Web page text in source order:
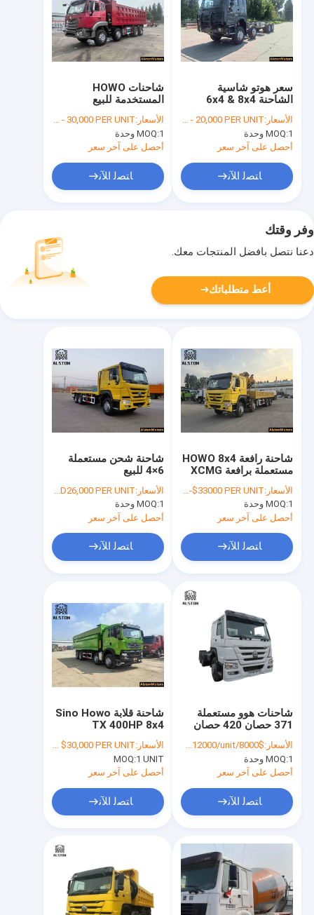
المنتجات
حول بنا
شاحنات HOWO
المستخدمة للبيع
الأسعار:FOB USD 1,3000 - 30,000 PER UNIT
MOQ:1 وحدة
أحصل على آخر سعر
ﺎﺘﺼﻟ ﺍﻶﻧ
سعر هوتو شاسية
الشاحنة 6x4 & 8x4
المستخدمة للبيع في
أفريقيا
الأسعار:FOB USD 13,000 - 20,000 PER UNIT
MOQ:1 وحدة
أحصل على آخر سعر
ﺎﺘﺼﻟ ﺍﻶﻧ
وفر وقتك
دعنا نتصل بأفضل المنتجات معك.
أعط متطلباتك
شاحنة شحن مستعملة
6×4 للبيع
الأسعار:FOB USD15,000 - USD26,000 PER UNIT
MOQ:1 وحدة
أحصل على آخر سعر
ﺎﺘﺼﻟ ﺍﻶﻧ
شاحنة رافعة HOWO 8x4
مستعملة برافعة XCMG
(371 حصان، قيادة يسار)الأسعار:FOB USD $27000-$33000 PER UNIT
MOQ:1 وحدة
أحصل على آخر سعر
ﺎﺘﺼﻟ ﺍﻶﻧ
شاحنة قلابة Sino Howo
TX 400HP 8x4
مستعملة للبيع في غينيا
الأسعار:FOB USD $25,000/unit - $30,000 PER UNIT
MOQ:1 UNIT
أحصل على آخر سعر
ﺎﺘﺼﻟ ﺍﻶﻧ
شاحنات هوو مستعملة
371 حصان 420 حصان
شاحنات جرار مستعملة
6x4
الأسعار:$8000/unit-$12000/unit
MOQ:1 وحدة
أحصل على آخر سعر
ﺎﺘﺼﻟ ﺍﻶﻧ